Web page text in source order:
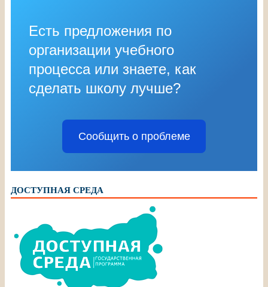
Есть предложения по
организации учебного
процесса или знаете, как
сделать школу лучше?
Сообщить о проблеме
ДОСТУПНАЯ СРЕДА